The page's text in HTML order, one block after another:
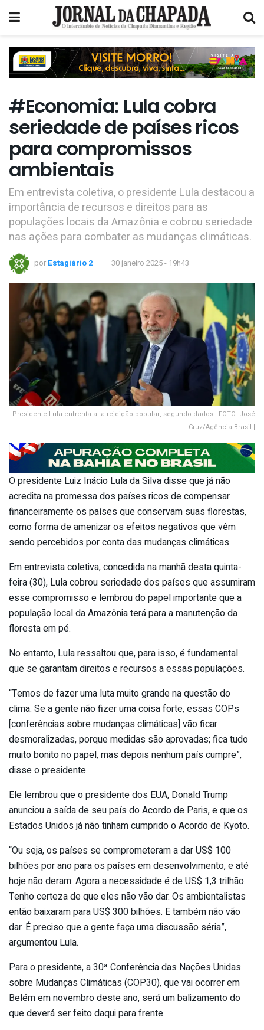
#Economia: Lula cobra
seriedade de países ricos
para compromissos
ambientais
Em entrevista coletiva, o presidente Lula destacou a
importância de recursos e direitos para as
populações locais da Amazônia e cobrou seriedade
nas ações para combater as mudanças climáticas.
por Estagiário 2 30 janeiro 2025 - 19h43
Presidente Lula enfrenta alta rejeição popular, segundo dados | FOTO: José
Cruz/Agência Brasil |
O presidente Luiz Inácio Lula da Silva disse que já não
acredita na promessa dos países ricos de compensar
financeiramente os países que conservam suas florestas,
como forma de amenizar os efeitos negativos que vêm
sendo percebidos por conta das mudanças climáticas.
Em entrevista coletiva, concedida na manhã desta quinta-
feira (30), Lula cobrou seriedade dos países que assumiram
esse compromisso e lembrou do papel importante que a
população local da Amazônia terá para a manutenção da
floresta em pé.
No entanto, Lula ressaltou que, para isso, é fundamental
que se garantam direitos e recursos a essas populações.
“Temos de fazer uma luta muito grande na questão do
clima. Se a gente não fizer uma coisa forte, essas COPs
[conferências sobre mudanças climáticas] vão ficar
desmoralizadas, porque medidas são aprovadas; fica tudo
muito bonito no papel, mas depois nenhum país cumpre”,
disse o presidente.
Ele lembrou que o presidente dos EUA, Donald Trump
anunciou a saída de seu país do Acordo de Paris, e que os
Estados Unidos já não tinham cumprido o Acordo de Kyoto.
“Ou seja, os países se comprometeram a dar US$ 100
bilhões por ano para os países em desenvolvimento, e até
hoje não deram. Agora a necessidade é de US$ 1,3 trilhão.
Tenho certeza de que eles não vão dar. Os ambientalistas
então baixaram para US$ 300 bilhões. E também não vão
dar. É preciso que a gente faça uma discussão séria”,
argumentou Lula.
Para o presidente, a 30ª Conferência das Nações Unidas
sobre Mudanças Climáticas (COP30), que vai ocorrer em
Belém em novembro deste ano, será um balizamento do
que deverá ser feito daqui para frente.